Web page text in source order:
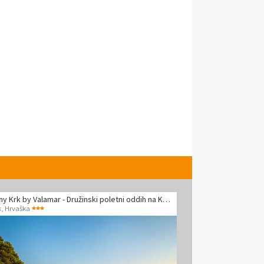
Sunny Krk by Valamar - Družinski poletni oddih na Krku
, Hrvaška